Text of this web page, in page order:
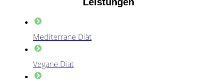
Mediterrane Diät
Vegane Diät